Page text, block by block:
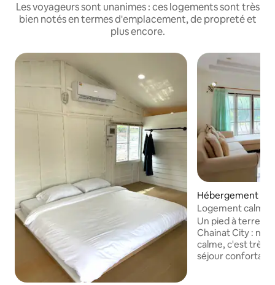
Les voyageurs sont unanimes : ces logements sont très
bien notés en termes d'emplacement, de propreté et
plus encore.
Hébergement ⋅
Chainat
Logement calme,
aux
Un pied à terre
Chainat City :
calme, c'est très pratique
séjour